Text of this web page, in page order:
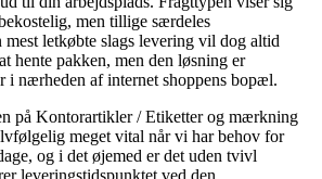
men tillige særdeles
letkøbte slags levering vil dog altid
hente pakken, men den løsning er
i nærheden af internet shoppens bopæl.
på Kontorartikler / Etiketter og mærkning
meget vital når vi har behov for
og i det øjemed er det uden tvivl
leveringstidspunktet ved den